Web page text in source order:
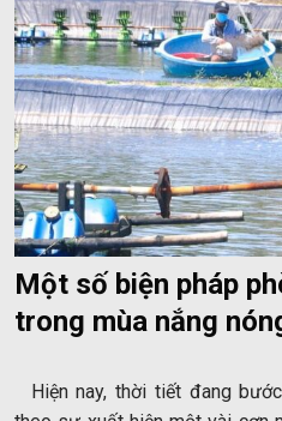
Một số biện pháp
trong mùa nắng
Hiện nay, thời tiết đang